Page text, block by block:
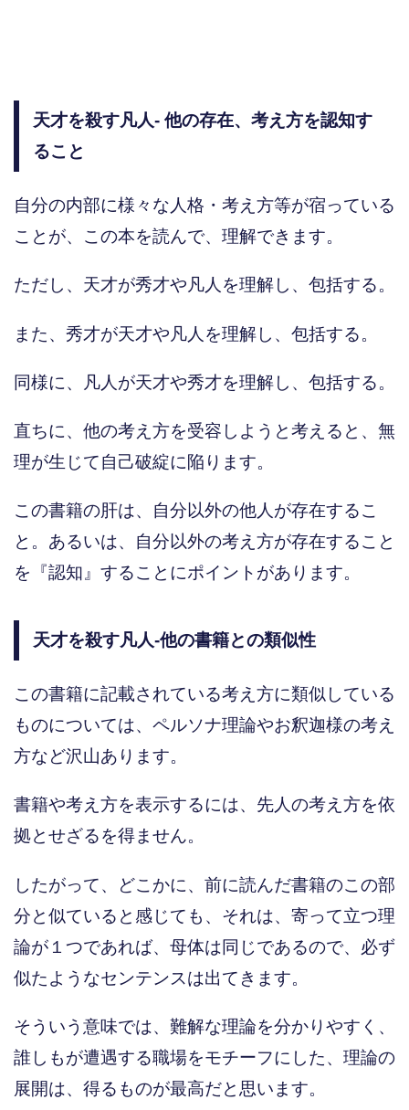
天才を殺す凡人- 他の存在、考え方を認知す
ること
自分の内部に様々な人格・考え方等が宿っている
ことが、この本を読んで、理解できます。
ただし、天才が秀才や凡人を理解し、包括する。
また、秀才が天才や凡人を理解し、包括する。
同様に、凡人が天才や秀才を理解し、包括する。
直ちに、他の考え方を受容しようと考えると、無
理が生じて自己破綻に陥ります。
この書籍の肝は、自分以外の他人が存在するこ
と。あるいは、自分以外の考え方が存在すること
を『認知』することにポイントがあります。
天才を殺す凡人-他の書籍との類似性
この書籍に記載されている考え方に類似している
ものについては、ペルソナ理論やお釈迦様の考え
方など沢山あります。
書籍や考え方を表示するには、先人の考え方を依
拠とせざるを得ません。
したがって、どこかに、前に読んだ書籍のこの部
分と似ていると感じても、それは、寄って立つ理
論が１つであれば、母体は同じであるので、必ず
似たようなセンテンスは出てきます。
そういう意味では、難解な理論を分かりやすく、
誰しもが遭遇する職場をモチーフにした、理論の
展開は、得るものが最高だと思います。